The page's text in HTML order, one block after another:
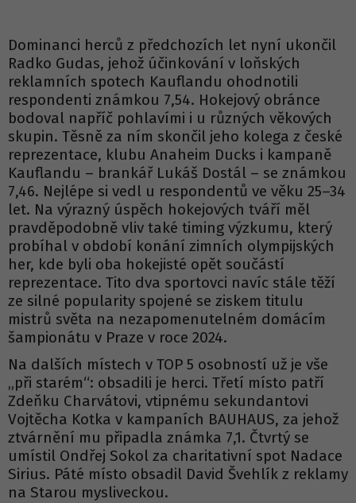
Dominanci herců z předchozích let nyní ukončil
Radko Gudas, jehož účinkování v loňských
reklamních spotech Kauflandu ohodnotili
respondenti známkou 7,54. Hokejový obránce
bodoval napříč pohlavími i u různých věkových
skupin. Těsně za ním skončil jeho kolega z české
reprezentace, klubu Anaheim Ducks i kampaně
Kauflandu – brankář Lukáš Dostál – se známkou
7,46. Nejlépe si vedl u respondentů ve věku 25–34
let. Na výrazný úspěch hokejových tváří měl
pravděpodobně vliv také timing výzkumu, který
probíhal v období konání zimních olympijských
her, kde byli oba hokejisté opět součástí
reprezentace. Tito dva sportovci navíc stále těží
ze silné popularity spojené se ziskem titulu
mistrů světa na nezapomenutelném domácím
šampionátu v Praze v roce 2024.
Na dalších místech v TOP 5 osobností už je vše
„při starém“: obsadili je herci. Třetí místo patří
Zdeňku Charvátovi, vtipnému sekundantovi
Vojtěcha Kotka v kampaních BAUHAUS, za jehož
ztvárnění mu připadla známka 7,1. Čtvrtý se
umístil Ondřej Sokol za charitativní spot Nadace
Sirius. Páté místo obsadil David Švehlík z reklamy
na Starou mysliveckou.